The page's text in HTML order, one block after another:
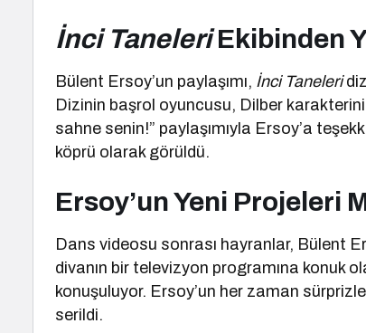
İnci TaneleriEkibinden
Bülent Ersoy’un paylaşımı, İnci Taneleri
Dizinin başrol oyuncusu, Dilber
sahne senin!” paylaşımıyla Ersoy’a
köprü olarak görüldü.
Ersoy’un Yeni Projeleri
Dans videosu sonrası hayranlar, Bülent
divanın bir televizyon programına konuk
konuşuluyor. Ersoy’un her zaman
serildi.